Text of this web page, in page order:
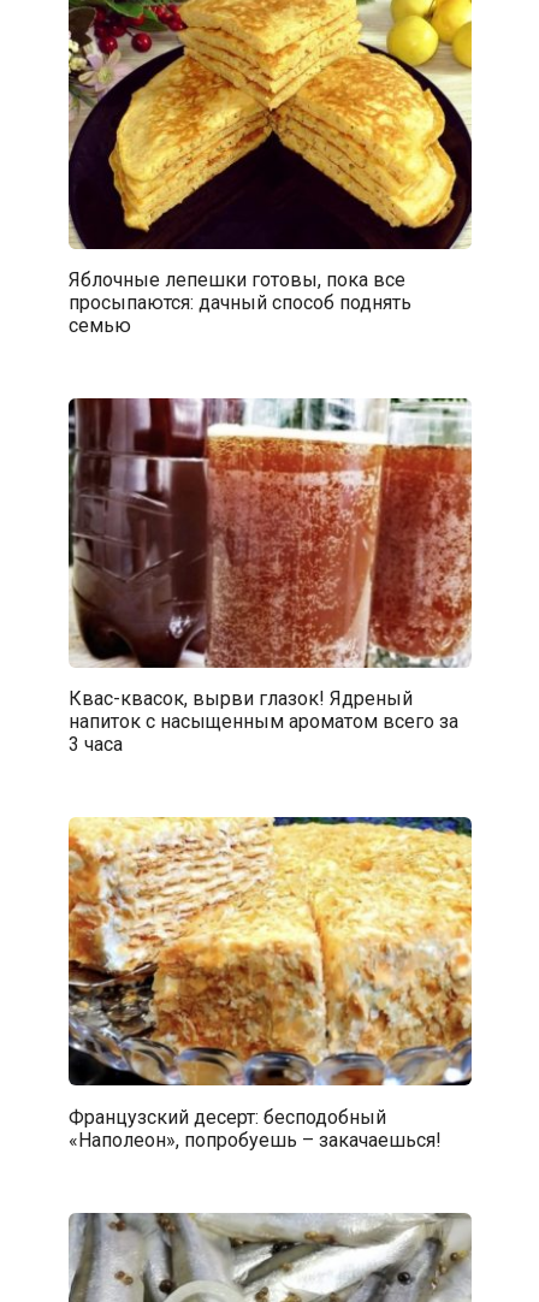
Яблочные лепешки готовы, пока все
просыпаются: дачный способ поднять
семью
Квас-квасок, вырви глазок! Ядреный
напиток с насыщенным ароматом всего за
3 часа
Французский десерт: бесподобный
«Наполеон», попробуешь – закачаешься!